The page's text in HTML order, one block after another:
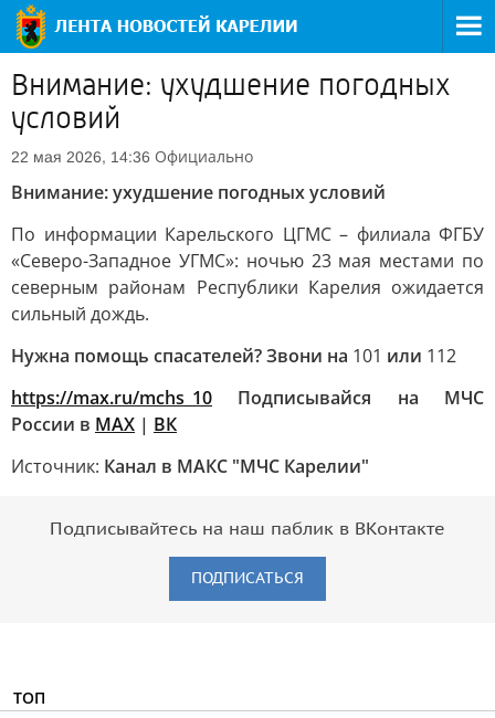
Внимание: ухудшение погодных
условий
22 мая 2026, 14:36 Официально
Внимание: ухудшение погодных условий
По информации Карельского ЦГМС – филиала ФГБУ
«Северо-Западное УГМС»: ночью 23 мая местами по
северным районам Республики Карелия ожидается
сильный дождь.
Нужна помощь спасателей? Звони на 101 или 112
https://max.ru/mchs_10 Подписывайся на МЧС
России в MAX | ВК
Источник: Канал в МАКС "МЧС Карелии"
Подписывайтесь на наш паблик в ВКонтакте
ПОДПИСАТЬСЯ
ТОП